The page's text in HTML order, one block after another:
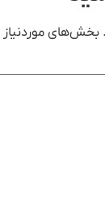
بخش‌های موردنیاز